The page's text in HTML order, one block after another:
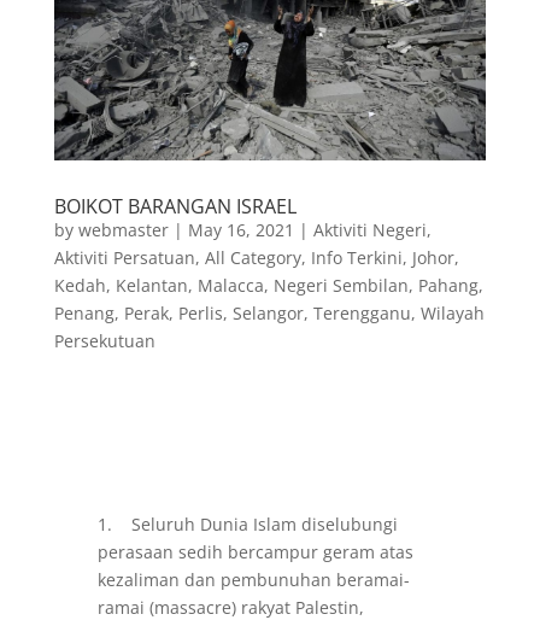
BOIKOT BARANGAN ISRAEL
by webmaster| May 16, 2021 | Aktiviti Negeri,
Aktiviti Persatuan, All Category, Info Terkini, Johor,
Kedah, Kelantan, Malacca, Negeri Sembilan, Pahang,
Penang, Perak, Perlis, Selangor, Terengganu, Wilayah
Persekutuan
1. Seluruh Dunia Islam diselubungi
perasaan sedih bercampur geram atas
kezaliman dan pembunuhan beramai-
ramai (massacre) rakyat Palestin,